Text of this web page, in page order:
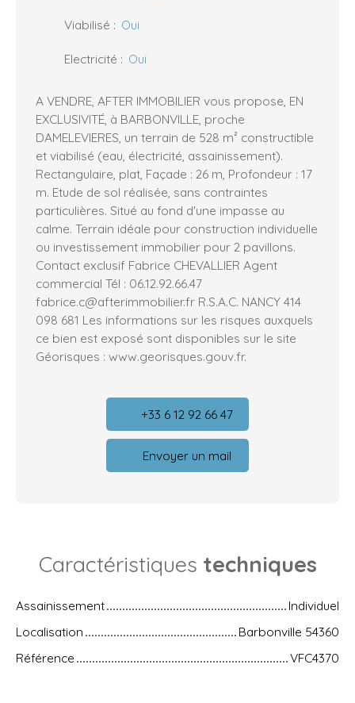
Viabilisé : Oui
Electricité : Oui
A VENDRE, AFTER IMMOBILIER vous propose, EN
EXCLUSIVITÉ, à BARBONVILLE, proche
DAMELEVIERES, un terrain de 528 m² constructible
et viabilisé (eau, électricité, assainissement).
Rectangulaire, plat, Façade : 26 m, Profondeur : 17
m. Etude de sol réalisée, sans contraintes
particulières. Situé au fond d'une impasse au
calme. Terrain idéale pour construction individuelle
ou investissement immobilier pour 2 pavillons.
Contact exclusif Fabrice CHEVALLIER Agent
commercial Tél : 06.12.92.66.47
fabrice.c@afterimmobilier.fr R.S.A.C. NANCY 414
098 681 Les informations sur les risques auxquels
ce bien est exposé sont disponibles sur le site
Géorisques : www.georisques.gouv.fr.
+33 6 12 92 66 47
Envoyer un mail
Caractéristiques techniques
Assainissement
Individuel
Localisation
Barbonville 54360
Référence
VFC4370